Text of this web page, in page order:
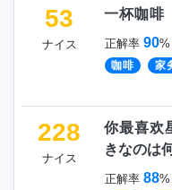
53
ナイス
一杯咖啡
正解率 90%
咖啡 家
228
ナイス
你最喜欢
きなのは
正解率 88%